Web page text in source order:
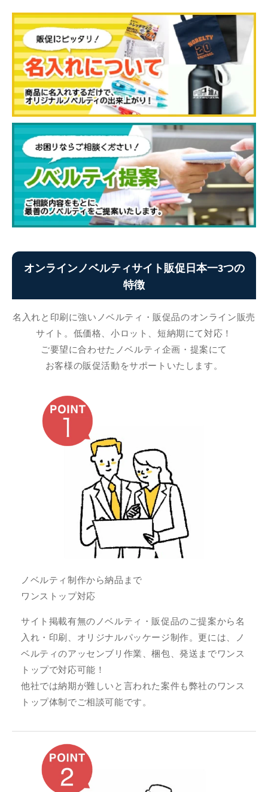
オンラインノベルティサイト販促日本一3つの
特徴
名入れと印刷に強いノベルティ・販促品のオンライン販売
サイト。低価格、小ロット、短納期にて対応！
ご要望に合わせたノベルティ企画・提案にて
お客様の販促活動をサポートいたします。
ノベルティ制作から納品まで
ワンストップ対応
サイト掲載有無のノベルティ・販促品のご提案から名
入れ・印刷、オリジナルパッケージ制作。更には、ノ
ベルティのアッセンブリ作業、梱包、発送までワンス
トップで対応可能！
他社では納期が難しいと言われた案件も弊社のワンス
トップ体制でご相談可能です。